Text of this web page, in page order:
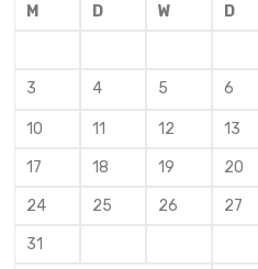
M D W D
3 4 5 6
10 11 12 13
17 18 19 20
24 25 26 27
31